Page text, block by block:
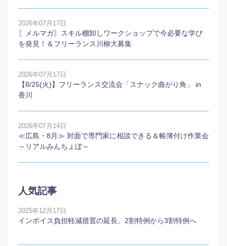
2026年07月17日
〖メルマガ〗スキル棚卸しワークショップで今必要な学び
を発見！＆フリーランス川柳大募集
2026年07月17日
【8/25(火)】フリーランス交流会「スナック曲がり角」 in
香川
2026年07月14日
≪広島・8月≫ 対面で専門家に相談できる＆帳簿付け作業会
～リアルみんちょぼ～
人気記事
2025年12月17日
インボイス負担軽減措置の延長。2割特例から3割特例へ